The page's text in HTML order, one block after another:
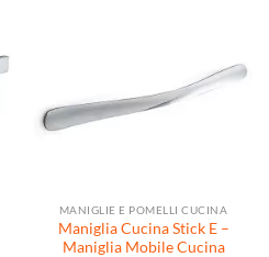
MANIGLIE E POMELLI CUCINA
Maniglia Cucina Stick E –
Maniglia Mobile Cucina